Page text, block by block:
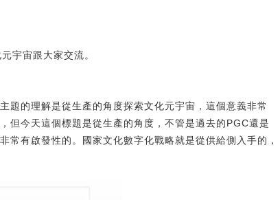
宇宙跟大家交流。
題的理解是從生產的角度探索文化元宇宙，這個意義非常
但今天這個標題是從生產的角度，不管是過去的PGC還是
有啟發性的。國家文化數字化戰略就是從供給側入手的，